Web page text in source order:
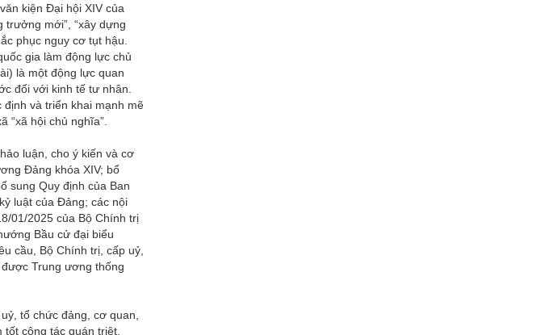
kiện Đại hội XIV của
mới”, “xây dựng
phục nguy cơ tụt hậu.
gia làm động lực chủ
là một động lực quan
đối với kinh tế tư nhân.
và triển khai mạnh mẽ
“xã hội chủ nghĩa”.
luận, cho ý kiến và cơ
Đảng khóa XIV; bổ
sung Quy định của Ban
luật của Đảng; các nội
01/2025 của Bộ Chính trị
Bầu cử đại biểu
cầu, Bộ Chính trị, cấp uỷ,
Trung ương thống
tổ chức đảng, cơ quan,
công tác quán triệt,